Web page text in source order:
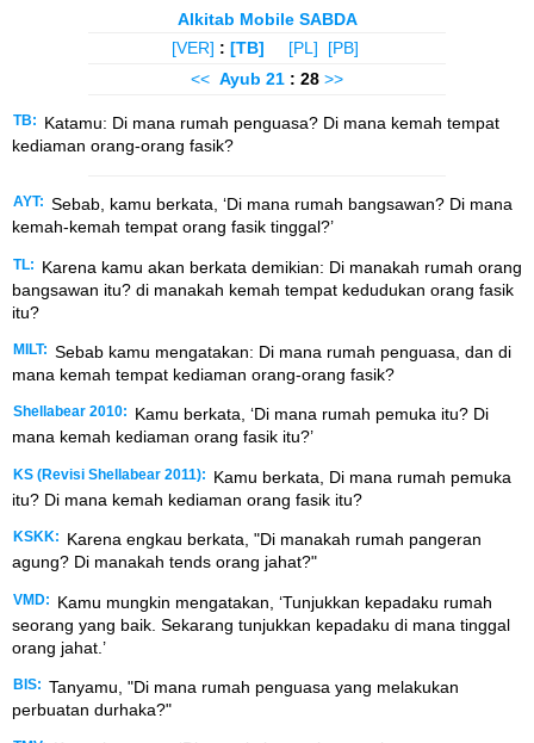
Alkitab Mobile SABDA
[VER] : [TB] [PL]
[PB]
<< Ayub 21 : 28 >>
TB:
Katamu: Di mana rumah penguasa? Di mana kemah tempat
kediaman orang-orang fasik?
AYT: Sebab, kamu berkata, ‘Di mana rumah bangsawan? Di mana
kemah-kemah tempat orang fasik tinggal?’
TL:
Karena kamu akan berkata demikian: Di manakah rumah orang
bangsawan itu? di manakah kemah tempat kedudukan orang fasik
itu?
MILT: Sebab kamu mengatakan: Di mana rumah penguasa, dan di
mana kemah tempat kediaman orang-orang fasik?
Shellabear 2010:
Kamu berkata, ‘Di mana rumah pemuka itu? Di
mana kemah kediaman orang fasik itu?’
KS (Revisi Shellabear 2011):
Kamu berkata, Di mana rumah pemuka
itu? Di mana kemah kediaman orang fasik itu?
KSKK:
Karena engkau berkata, "Di manakah rumah pangeran
agung? Di manakah tends orang jahat?"
VMD:
Kamu mungkin mengatakan, ‘Tunjukkan kepadaku rumah
seorang yang baik. Sekarang tunjukkan kepadaku di mana tinggal
orang jahat.’
BIS: Tanyamu, "Di mana rumah penguasa yang melakukan
perbuatan durhaka?"